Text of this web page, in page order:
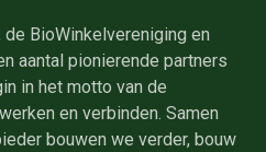
BioWinkelvereniging en
aantal pionierende partners
in het motto van de
en verbinden. Samen
bouwen we verder, bouw